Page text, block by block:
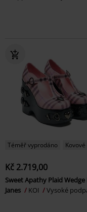
Téměř vyprodáno
Kč 2.719,00
Sweet Apathy Plaid
Janes
KOI Vysoké